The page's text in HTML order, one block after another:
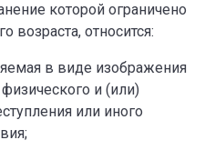
которой ограничено
возраста, относится:
в виде изображения
и (или)
или иного